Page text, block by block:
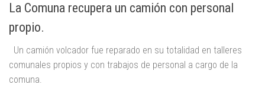
La Comuna recupera un camión con personal
propio.
Un camión volcador fue reparado en su totalidad en talleres
comunales propios y con trabajos de personal a cargo de la
comuna.